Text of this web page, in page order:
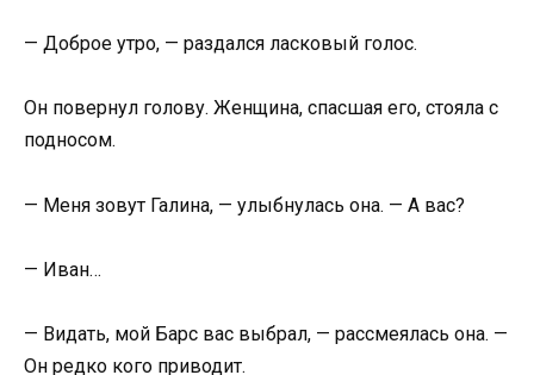
— Доброе утро, — раздался ласковый голос.
Он повернул голову. Женщина, спасшая его, стояла с
подносом.
— Меня зовут Галина, — улыбнулась она. — А вас?
— Иван…
— Видать, мой Барс вас выбрал, — рассмеялась она. —
Он редко кого приводит.